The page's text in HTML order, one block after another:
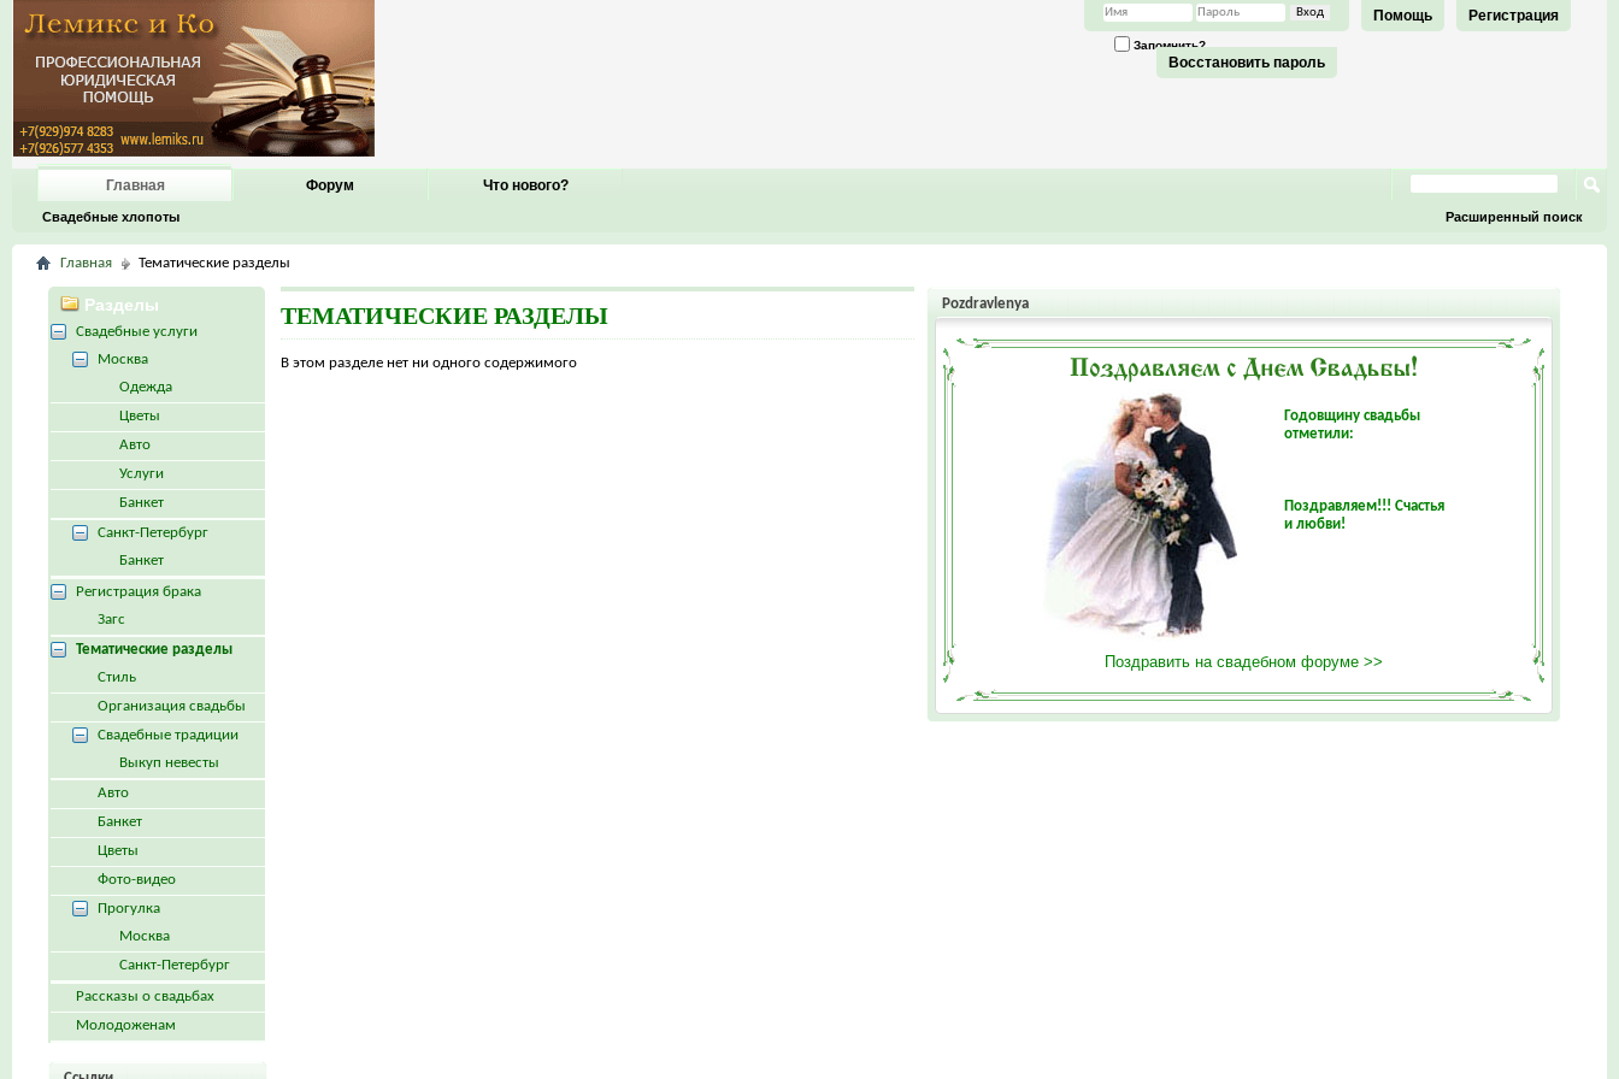
Регистрация
Помощь
Запомнить?
Восстановить пароль
Главная
Свадебные хлопоты
Форум Что нового?
Расширенный поиск
Главная Тематические разделы
ТЕМАТИЧЕСКИЕ РАЗДЕЛЫ
В этом разделе нет ни одного содержимого
Pozdravlenya
Годовщину свадьбы
отметили:
Поздравляем!!! Счастья
и любви!
Поздравить на свадебном форуме >>
Разделы
Свадебные услуги
Москва
Одежда
Цветы
Авто
Услуги
Банкет
Санкт-Петербург
Банкет
Регистрация брака
Загс
Тематические разделы
Стиль
Организация свадьбы
Свадебные традиции
Выкуп невесты
Авто
Банкет
Цветы
Фото-видео
Прогулка
Москва
Санкт-Петербург
Рассказы о свадьбах
Молодоженам